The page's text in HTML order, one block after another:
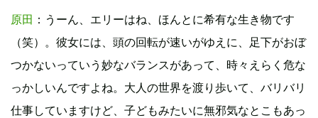
原田 ：うーん、エリーはね、ほんとに希有な生き物です
（笑）。彼女には、頭の回転が速いがゆえに、足下がおぼ
つかないっていう妙なバランスがあって、時々えらく危な
っかしいんですよね。大人の世界を渡り歩いて、バリバリ
仕事していますけど、子どもみたいに無邪気なとこもあっ